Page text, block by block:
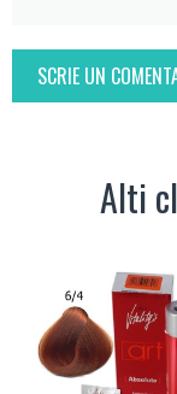
SCRIE UN
Alti